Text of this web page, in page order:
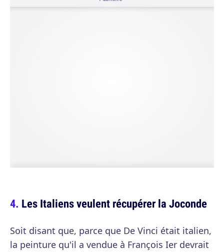
Les Italiens veulent récupérer la Joconde
Soit disant que, parce que De Vinci était italien,
la peinture qu'il a vendue à François Ier devrait